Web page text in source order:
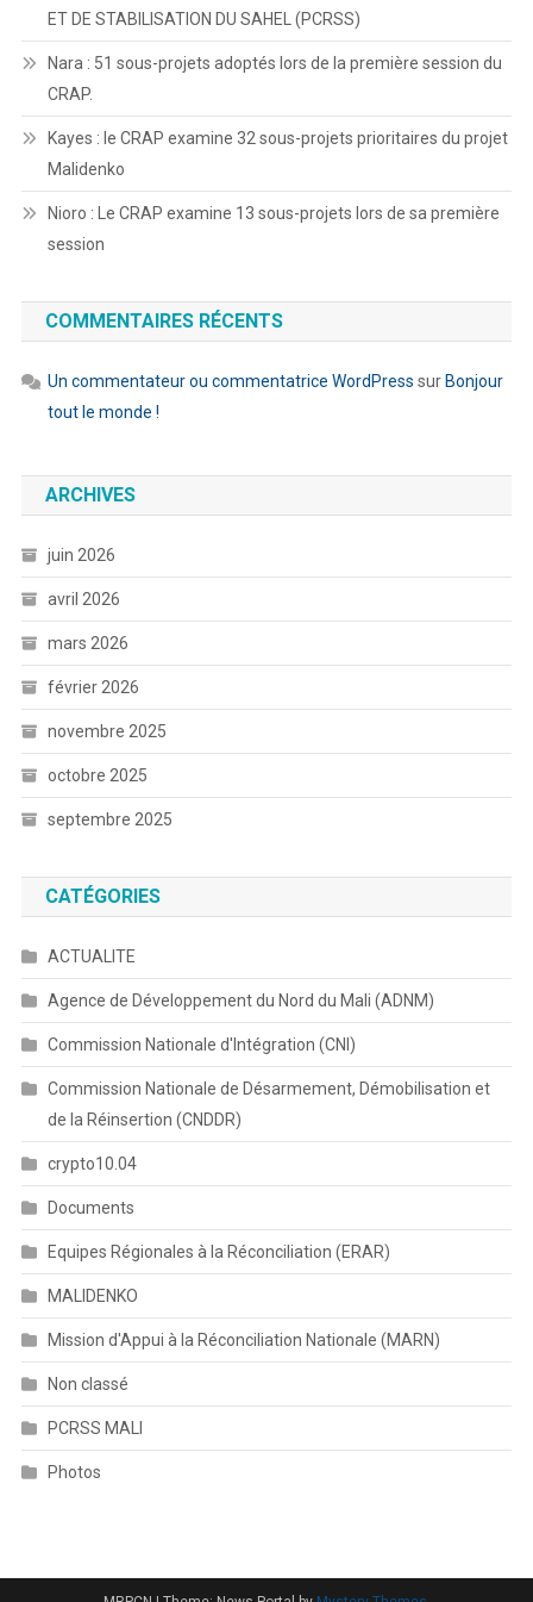
ET DE STABILISATION DU SAHEL (PCRSS)
Nara : 51 sous-projets adoptés lors de la première session du
CRAP.
Kayes : le CRAP examine 32 sous-projets prioritaires du projet
Malidenko
Nioro : Le CRAP examine 13 sous-projets lors de sa première
session
COMMENTAIRES RÉCENTS
Un commentateur ou commentatrice WordPress sur Bonjour
tout le monde !
ARCHIVES
juin 2026
avril 2026
mars 2026
février 2026
novembre 2025
octobre 2025
septembre 2025
CATÉGORIES
ACTUALITE
Agence de Développement du Nord du Mali (ADNM)
Commission Nationale d'Intégration (CNI)
Commission Nationale de Désarmement, Démobilisation et
de la Réinsertion (CNDDR)
crypto10.04
Documents
Equipes Régionales à la Réconciliation (ERAR)
MALIDENKO
Mission d'Appui à la Réconciliation Nationale (MARN)
Non classé
PCRSS MALI
Photos